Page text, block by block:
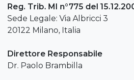
Reg. Trib. MI n°775 del
Sede Legale: Via Albricci 3
20122 Milano, Italia
Direttore Responsabile
Dr. Paolo Brambilla